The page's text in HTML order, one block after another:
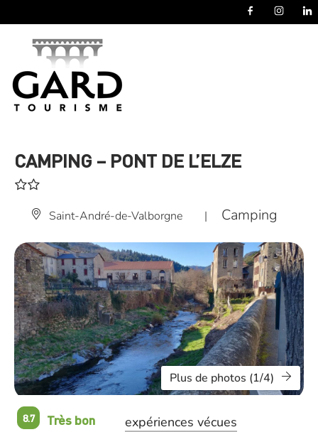
CAMPING – PONT DE L’ELZE
Saint-André-de-Valborgne | Camping
Plus de photos (1/4)
8.7 Très bon
expériences vécues